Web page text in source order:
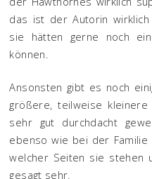
das ist der Autorin
sie hätten gerne noch
können.
Ansonsten gibt es noch
größere, teilweise
sehr gut durchdacht
ebenso wie bei der Familie
welcher Seiten sie stehen
gesagt sehr.